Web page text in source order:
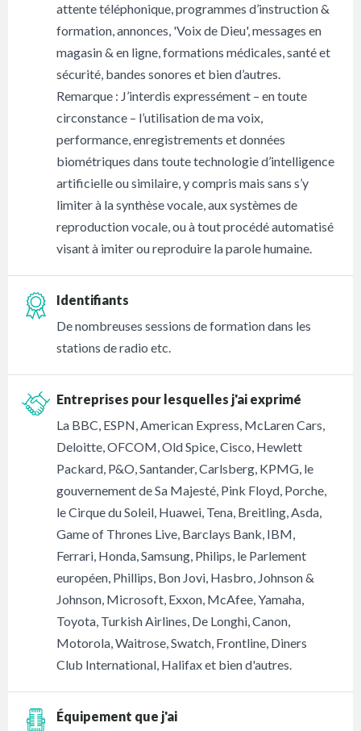
attente téléphonique, programmes d’instruction &
formation, annonces, 'Voix de Dieu', messages en
magasin & en ligne, formations médicales, santé et
sécurité, bandes sonores et bien d’autres.
Remarque : J’interdis expressément – en toute
circonstance – l’utilisation de ma voix,
performance, enregistrements et données
biométriques dans toute technologie d’intelligence
artificielle ou similaire, y compris mais sans s’y
limiter à la synthèse vocale, aux systèmes de
reproduction vocale, ou à tout procédé automatisé
visant à imiter ou reproduire la parole humaine.
Identifiants
De nombreuses sessions de formation dans les
stations de radio etc.
Entreprises pour lesquelles j'ai exprimé
La BBC, ESPN, American Express, McLaren Cars,
Deloitte, OFCOM, Old Spice, Cisco, Hewlett
Packard, P&O, Santander, Carlsberg, KPMG, le
gouvernement de Sa Majesté, Pink Floyd, Porche,
le Cirque du Soleil, Huawei, Tena, Breitling, Asda,
Game of Thrones Live, Barclays Bank, IBM,
Ferrari, Honda, Samsung, Philips, le Parlement
européen, Phillips, Bon Jovi, Hasbro, Johnson &
Johnson, Microsoft, Exxon, McAfee, Yamaha,
Toyota, Turkish Airlines, De Longhi, Canon,
Motorola, Waitrose, Swatch, Frontline, Diners
Club International, Halifax et bien d'autres.
Équipement que j'ai